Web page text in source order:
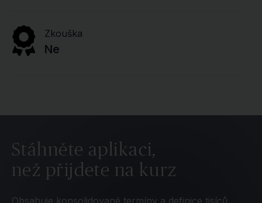
Zkouška
Ne
Stáhněte aplikaci,
než přijdete na kurz
Obsahuje konsolidované termíny a definice tisíců